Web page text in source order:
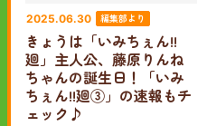
2025.06.30 編集部より
きょうは「いみちぇん!!
廻」主人公、藤原りんね
ちゃんの誕生日！「いみ
ちぇん!!廻③」の速報もチ
ェック♪